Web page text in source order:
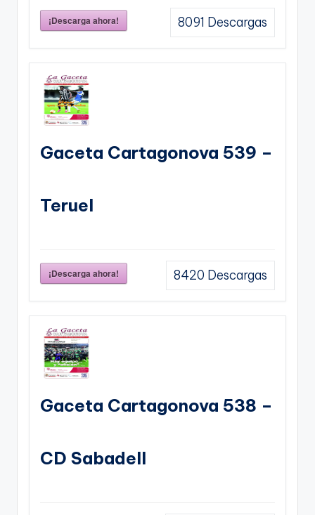
¡Descarga ahora! 8091 Descargas
Gaceta Cartagonova 539 –
Teruel
¡Descarga ahora! 8420 Descargas
Gaceta Cartagonova 538 –
CD Sabadell